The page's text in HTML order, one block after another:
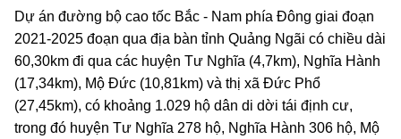
Dự án đường bộ cao tốc Bắc - Nam phía Đông giai đoạn
2021-2025 đoạn qua địa bàn tỉnh Quảng Ngãi có chiều dài
60,30km đi qua các huyện Tư Nghĩa (4,7km), Nghĩa Hành
(17,34km), Mộ Đức (10,81km) và thị xã Đức Phổ
(27,45km), có khoảng 1.029 hộ dân di dời tái định cư,
trong đó huyện Tư Nghĩa 278 hộ, Nghĩa Hành 306 hộ, Mộ